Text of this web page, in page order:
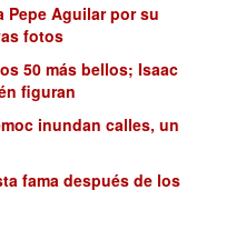
Pepe Aguilar por su
fotos
50 más bellos; Isaac
figuran
inundan calles, un
fama después de los